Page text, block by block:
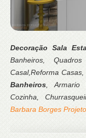
Decoração Sala
Banheiros,
Casal,Reforma
Banheiros, Armario
Cozinha,
Barbara Borges